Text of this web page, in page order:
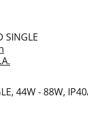
SINGLE
44W - 88W,